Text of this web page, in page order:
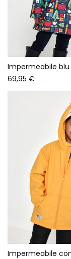
69,95 €